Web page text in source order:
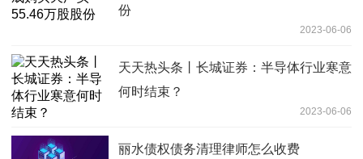
份
2023-06-06
天天热头条丨长城证券：半导体行业寒意
何时结束？
2023-06-06
丽水债权债务清理律师怎么收费